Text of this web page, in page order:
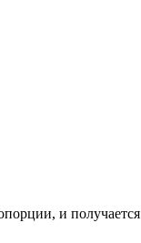
и получается